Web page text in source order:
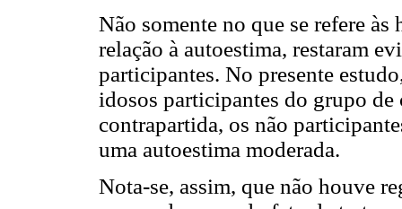
Não somente no que se refere
relação à autoestima, restaram
participantes. No presente
idosos participantes do grupo
contrapartida, os não
uma autoestima moderada.
Nota-se, assim, que não houve